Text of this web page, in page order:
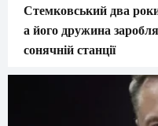
Стемковський два
а його дружина
сонячній станції